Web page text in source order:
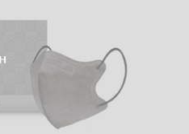
動解釋及取消本活動之權利，若
文中， 恕不另行通知。